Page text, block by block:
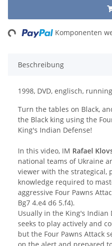
Komponenten
Beschreibung
1998, DVD, englisch,
Turn the tables on Black,
the Black king using the
King's Indian Defense!
In this video, IM Rafael
national teams of Ukraine
viewer with the strategical,
knowledge required to
aggressive Four Pawns
Bg7 4.e4 d6 5.f4).
Usually in the King's Indian
seeks to play actively and
but the Four Pawns Attack